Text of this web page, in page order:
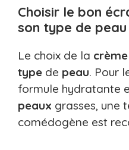
Choisir le bon
son type de peau
Le choix de la
type de peau. Pour
formule hydratante
peaux grasses, une
comédogène est